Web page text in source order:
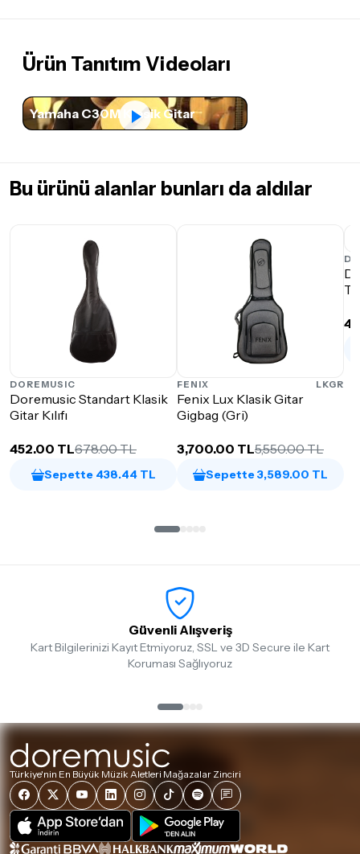
Ürün Tanıtım Videoları
Yamaha C30M Klasik Gitar
Bu ürünü alanlar bunları da aldılar
DOREMUSIC
Doremusic Standart Klasik
Gitar Kılıfı
452.00 TL678.00 TL
Sepette 438.44 TL
FENIX LKGR
Fenix Lux Klasik Gitar
Gigbag (Gri)
3,700.00 TL5,550.00 TL
Sepette 3,589.00 TL
Güvenli Alışveriş
Kart Bilgilerinizi Kayıt Etmiyoruz, SSL ve 3D Secure ile Kart
Koruması Sağlıyoruz
Türkiye'nin En Büyük Müzik Aletleri Mağazalar Zinciri